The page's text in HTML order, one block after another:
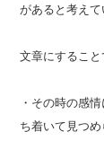
があると考えて
文章にすること
・その時の感
ち着いて見つ